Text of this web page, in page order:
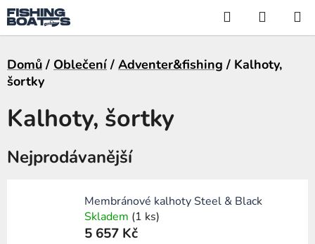
Přejít
na
obsah
Hledat
KOŠÍK
Domů / Oblečení / Adventer&fishing / Kalhoty,
šortky
Kalhoty, šortky
Nejprodávanější
Membránové kalhoty Steel & Black
Skladem (1 ks)
5 657 Kč